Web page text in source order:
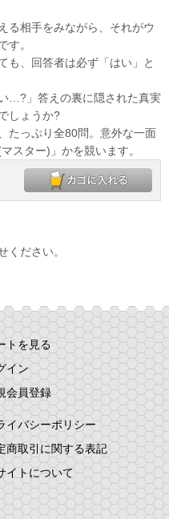
る相手をみながら、それがウ
す。
、回答者は必ず「はい」と
…?」答えの裏に隠された真実
しょうか?
たっぷり全80問。意外な一面
スター)」かを競います。
ください。
トを見る
イン
会員登録
イバシーポリシー
商取引に関する表記
イトについて